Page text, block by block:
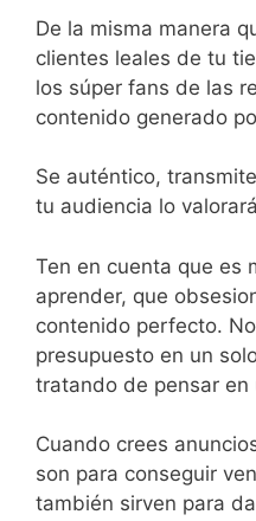
De la misma manera
clientes leales de tu
los súper fans de las
contenido generado
Se auténtico,
tu audiencia lo
Ten en cuenta que es
aprender, que
contenido perfecto.
presupuesto en un
tratando de pensar en
Cuando crees
son para conseguir
también sirven para